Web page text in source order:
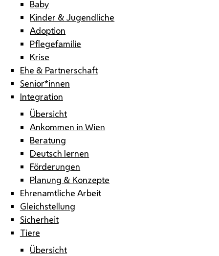
Baby
Kinder & Jugendliche
Adoption
Pflegefamilie
Krise
Ehe & Partnerschaft
Senior*innen
Integration
Übersicht
Ankommen in Wien
Beratung
Deutsch lernen
Förderungen
Planung & Konzepte
Ehrenamtliche Arbeit
Gleichstellung
Sicherheit
Tiere
Übersicht